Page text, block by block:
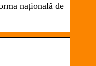
națională de